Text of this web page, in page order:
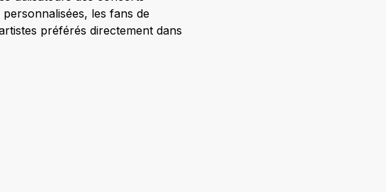
les fans de
préférés directement dans